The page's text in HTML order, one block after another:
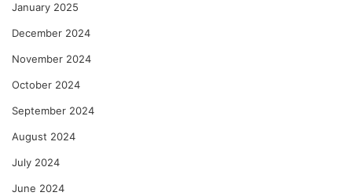
January 2025
December 2024
November 2024
October 2024
September 2024
August 2024
July 2024
June 2024